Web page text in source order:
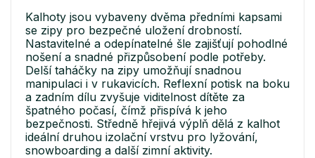
Kalhoty jsou vybaveny dvěma předními kapsami
se zipy pro bezpečné uložení drobností.
Nastavitelné a odepínatelné šle zajišťují pohodlné
nošení a snadné přizpůsobení podle potřeby.
Delší taháčky na zipy umožňují snadnou
manipulaci i v rukavicích. Reflexní potisk na boku
a zadním dílu zvyšuje viditelnost dítěte za
špatného počasí, čímž přispívá k jeho
bezpečnosti. Středně hřejivá výplň dělá z kalhot
ideální druhou izolační vrstvu pro lyžování,
snowboarding a další zimní aktivity.